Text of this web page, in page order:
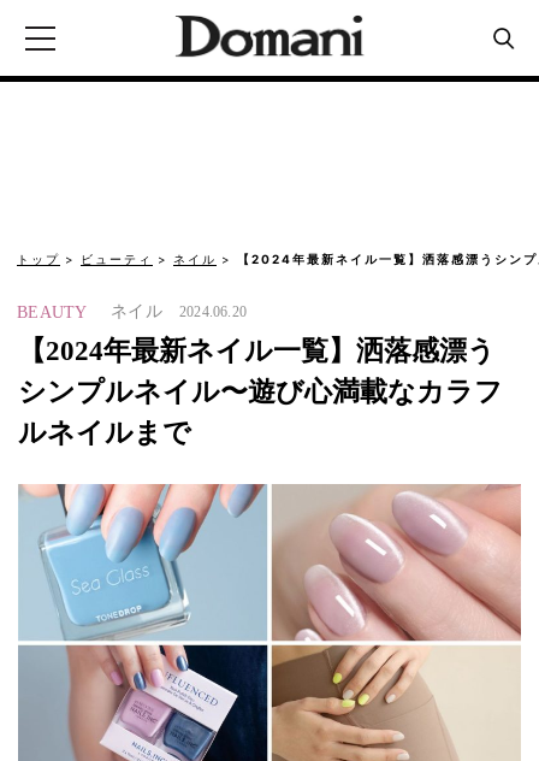
トップ ビューティ ネイル 【2024年最新ネイル一覧】洒落感漂うシン
BEAUTY ネイル 2024.06.20
【2024年最新ネイル一覧】洒落感漂う
シンプルネイル〜遊び心満載なカラフ
ルネイルまで